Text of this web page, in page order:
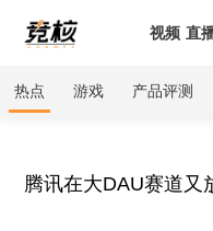
视频 直
热点 游戏 产品评测
腾讯在大DAU赛道又